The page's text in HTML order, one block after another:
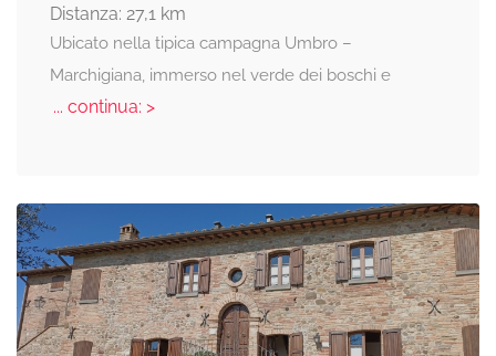
Distanza: 27,1 km
Ubicato nella tipica campagna Umbro –
Marchigiana, immerso nel verde dei boschi e
... continua: >